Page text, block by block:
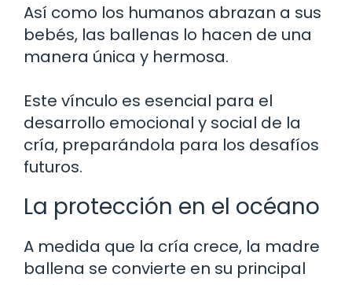
Así como los humanos abrazan a sus
bebés, las ballenas lo hacen de una
manera única y hermosa.
Este vínculo es esencial para el
desarrollo emocional y social de la
cría, preparándola para los desafíos
futuros.
La protección en el océano
A medida que la cría crece, la madre
ballena se convierte en su principal